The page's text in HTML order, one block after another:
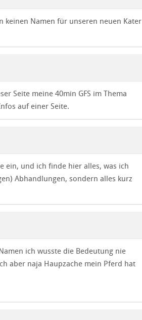
keinen Namen für unseren neuen Kater
Seite meine 40min GFS im Thema
auf einer Seite.
ein, und ich finde hier alles, was ich
Abhandlungen, sondern alles kurz
ich wusste die Bedeutung nie
aber naja Haupzache mein Pferd hat